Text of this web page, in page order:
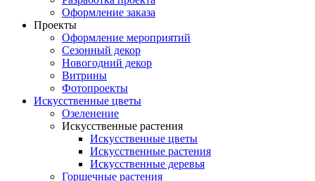
Оформление заказа
Проекты
Оформление мероприятий
Сезонный декор
Новогодний декор
Витрины
Фотопроекты
Искусственные цветы
Озеленение
Искусственные растения
Искусственные цветы
Искусственные растения
Искусственные деревья
Горшечные растения